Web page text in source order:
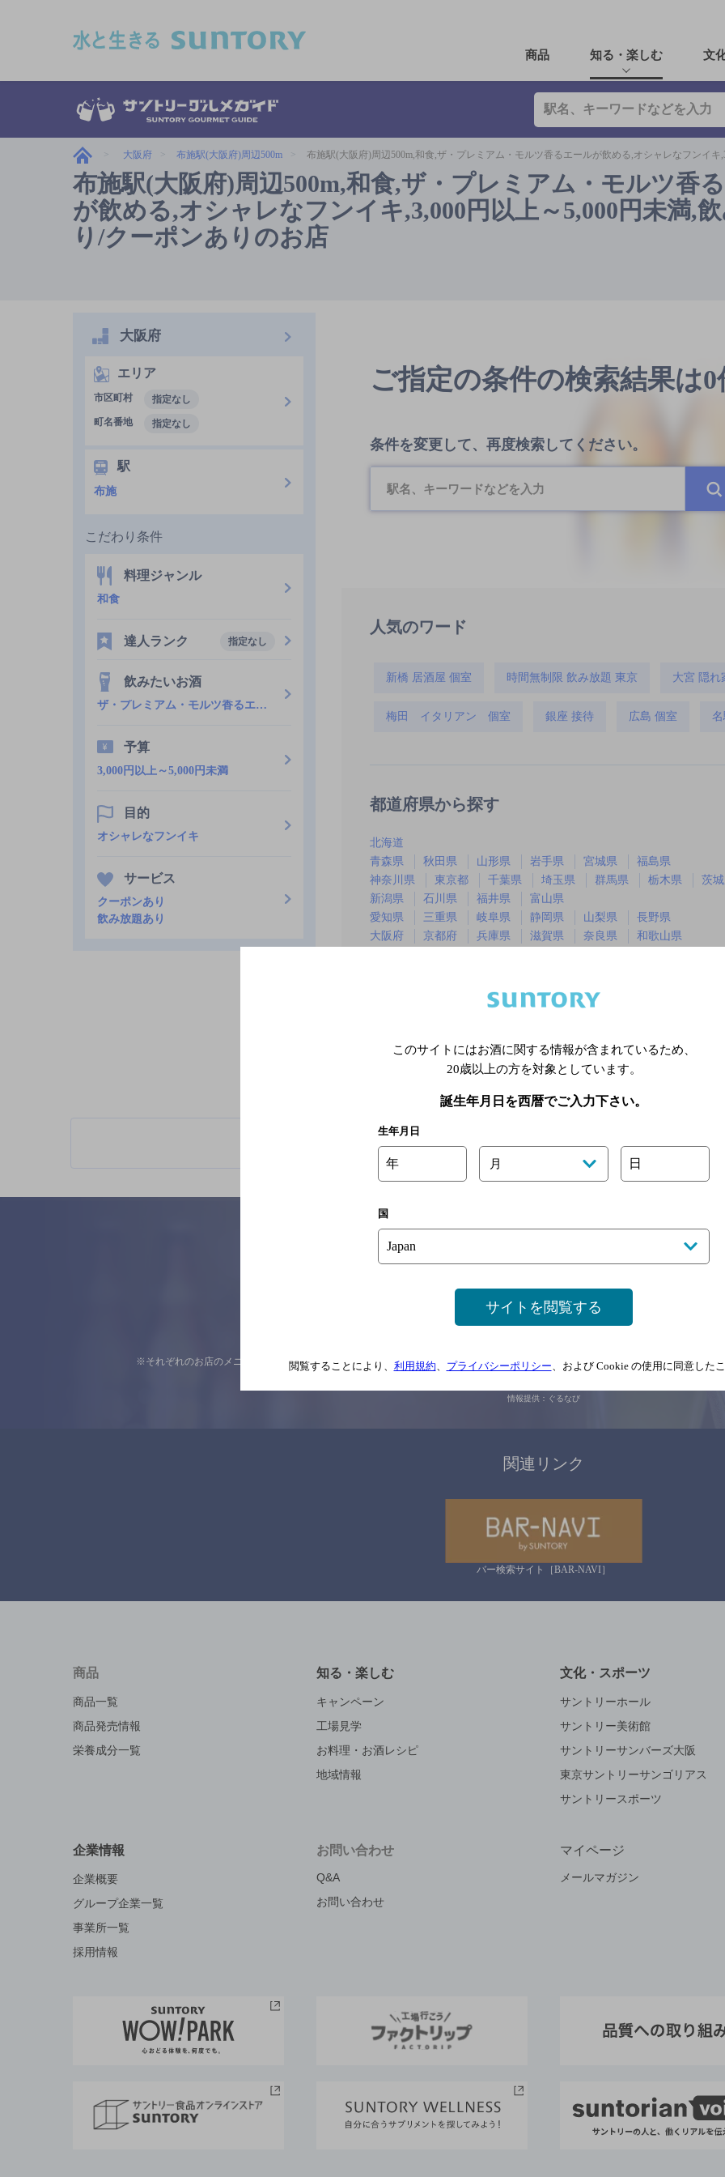
商品 知る・楽しむ 文
大阪府 布施駅(大阪府)周辺500m 布施駅(大阪府)周辺500m,和食,ザ・プレミアム・モルツ香るエールが飲める,オシャレなフンイ
布施駅(大阪府)周辺500m,和食,ザ・プレミアム・モルツ香
が飲める,オシャレなフンイキ,3,000円以上～5,000円未満,
り/クーポンありのお店
ご指定の条件の検索結果は0
条件を変更して、再度検索してください。
人気のワード
新橋 居酒屋 個室 時間無制限 飲み放題 東京 大宮 隠れ
梅田 イタリアン 個室 銀座 接待 広島 個室
都道府県から探す
北海道
青森県
秋田県 山形県 岩手県 宮城県
福島県
神奈川県
東京都 千葉県 埼玉県 群馬県 栃木県
茨
新潟県
石川県 福井県
富山県
愛知県
三重県 岐阜県 静岡県 山梨県
長野県
大阪府
京都府 兵庫県 滋賀県 奈良県
和歌山県
長崎県 熊本県 大分県
大阪府
エリア
市区町村
指定なし
町名番地
指定なし
駅
布施
こだわり条件
料理ジャンル
和食
達人ランク 指定なし
飲みたいお酒
ザ・プレミアム・モルツ香るエール
予算
3,000円以上～5,000円未満
目的
オシャレなフンイキ
サービス
クーポンあり
飲み放題あり
関連ページ
ご意見・ご感想
※それぞれのお店のメニューや営業時間などの掲載情報については、 予告なしに変更されることがありますので、 念のためお店にご確
情報提供：ぐるなび
関連リンク
バー検索サイト［BAR-NAVI］
商品
商品一覧
商品発売情報
栄養成分一覧
知る・楽しむ
キャンペーン
工場見学
お料理・お酒レシピ
地域情報
文化・スポーツ
サントリーホール
サントリー美術館
サントリーサンバーズ大阪
東京サントリーサンゴリアス
サントリースポーツ
企業情報
企業概要
グループ企業一覧
事業所一覧
採用情報
お問い合わせ
Q&A
お問い合わせ
マイページ
メールマガジン
このサイトにはお酒に関する情報が含まれているため、
20歳以上の方を対象としています。
誕生年月日を西暦でご入力下さい。
生年月日
年 月 日
国
サイトを閲覧する
閲覧することにより、 利用規約 プライバシーポリシー 、および Cookie の使用に同意した